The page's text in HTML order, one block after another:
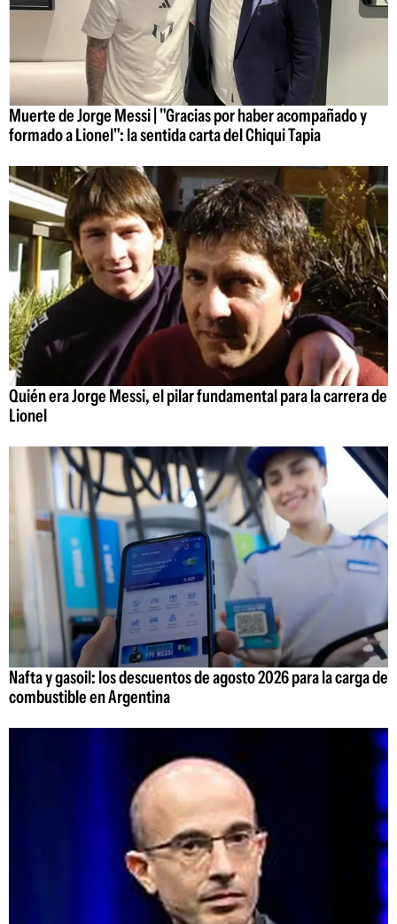
Muerte de Jorge Messi | "Gracias por haber acompañado y
formado a Lionel": la sentida carta del Chiqui Tapia
Quién era Jorge Messi, el pilar fundamental para la carrera de
Lionel
Nafta y gasoil: los descuentos de agosto 2026 para la carga de
combustible en Argentina